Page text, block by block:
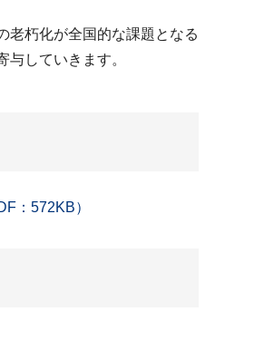
老朽化が全国的な課題となる
していきます。
：572KB）